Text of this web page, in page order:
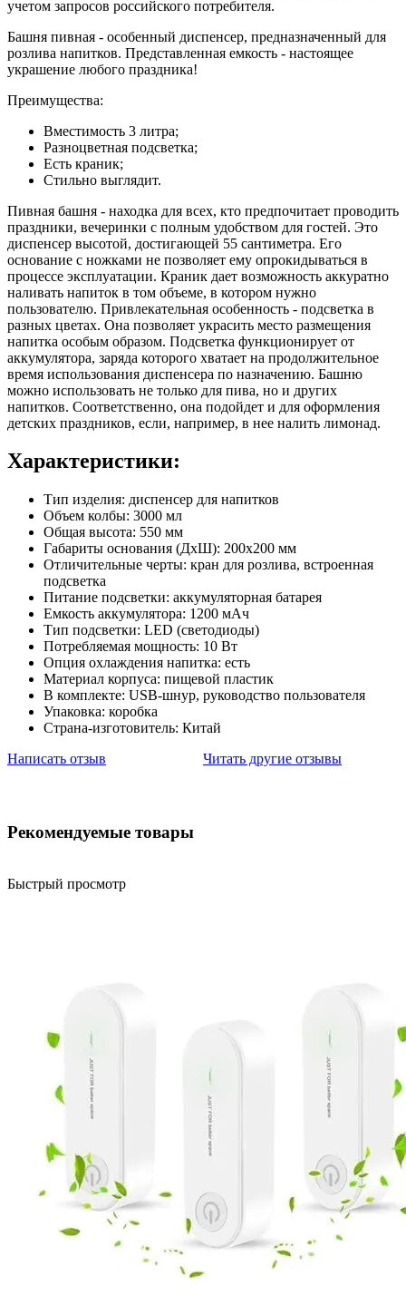
учетом запросов российского потребителя.
Башня пивная - особенный диспенсер, предназначенный для
розлива напитков. Представленная емкость - настоящее
украшение любого праздника!
Преимущества:
Вместимость 3 литра;
Разноцветная подсветка;
Есть краник;
Стильно выглядит.
Пивная башня - находка для всех, кто предпочитает проводить
праздники, вечеринки с полным удобством для гостей. Это
диспенсер высотой, достигающей 55 сантиметра. Его
основание с ножками не позволяет ему опрокидываться в
процессе эксплуатации. Краник дает возможность аккуратно
наливать напиток в том объеме, в котором нужно
пользователю. Привлекательная особенность - подсветка в
разных цветах. Она позволяет украсить место размещения
напитка особым образом. Подсветка функционирует от
аккумулятора, заряда которого хватает на продолжительное
время использования диспенсера по назначению. Башню
можно использовать не только для пива, но и других
напитков. Соответственно, она подойдет и для оформления
детских праздников, если, например, в нее налить лимонад.
Характеристики:
Тип изделия: диспенсер для напитков
Объем колбы: 3000 мл
Общая высота: 550 мм
Габариты основания (ДхШ): 200х200 мм
Отличительные черты: кран для розлива, встроенная
подсветка
Питание подсветки: аккумуляторная батарея
Емкость аккумулятора: 1200 мАч
Тип подсветки: LED (светодиоды)
Потребляемая мощность: 10 Вт
Опция охлаждения напитка: есть
Материал корпуса: пищевой пластик
В комплекте: USB-шнур, руководство пользователя
Упаковка: коробка
Страна-изготовитель: Китай
Написать отзыв
Читать другие отзывы
Рекомендуемые товары
Быстрый просмотр